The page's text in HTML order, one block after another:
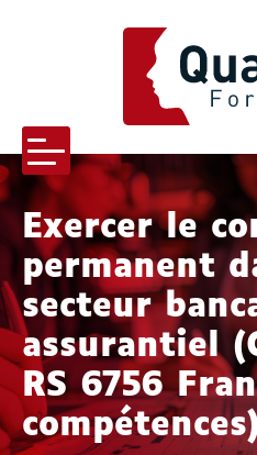
Menu
Qualis formation
Pourquoi nous choisir
Nos formations
Exercer le
permanent
secteur
assurantiel
RS 6756